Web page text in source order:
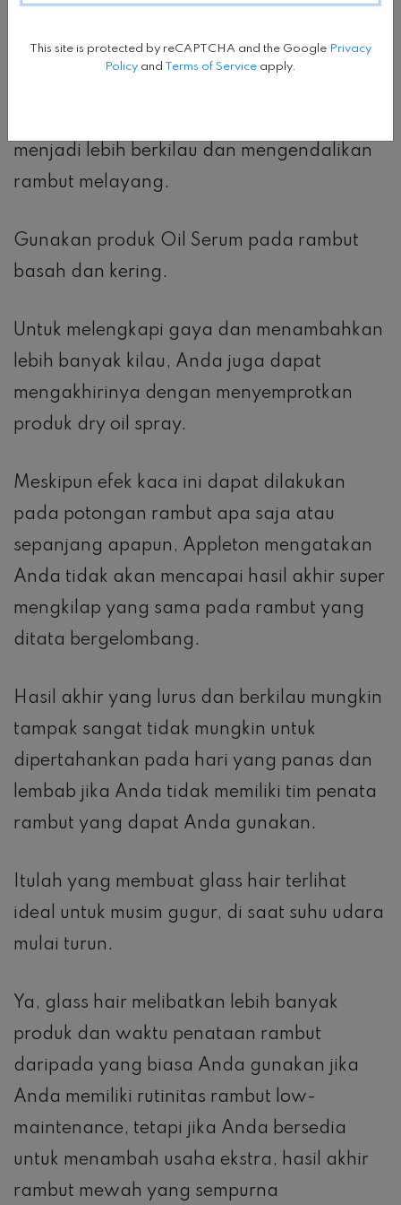
hair untuk Hailey Baldwin, mengatakan
menjadi lebih berkilau dan mengendalikan
rambut melayang.
Gunakan produk Oil Serum pada rambut
basah dan kering.
Untuk melengkapi gaya dan menambahkan
lebih banyak kilau, Anda juga dapat
mengakhirinya dengan menyemprotkan
produk dry oil spray.
Meskipun efek kaca ini dapat dilakukan
pada potongan rambut apa saja atau
sepanjang apapun, Appleton mengatakan
Anda tidak akan mencapai hasil akhir super
mengkilap yang sama pada rambut yang
ditata bergelombang.
Hasil akhir yang lurus dan berkilau mungkin
tampak sangat tidak mungkin untuk
dipertahankan pada hari yang panas dan
lembab jika Anda tidak memiliki tim penata
rambut yang dapat Anda gunakan.
Itulah yang membuat glass hair terlihat
ideal untuk musim gugur, di saat suhu udara
mulai turun.
Ya, glass hair melibatkan lebih banyak
produk dan waktu penataan rambut
daripada yang biasa Anda gunakan jika
Anda memiliki rutinitas rambut low-
maintenance, tetapi jika Anda bersedia
untuk menambah usaha ekstra, hasil akhir
rambut mewah yang sempurna
This site is protected by reCAPTCHA and the Google Privacy
Policy and Terms of Service apply.